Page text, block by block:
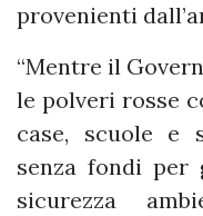
provenienti
“Mentre il
le polveri rosse
case, scuole e
senza fondi
sicurezza